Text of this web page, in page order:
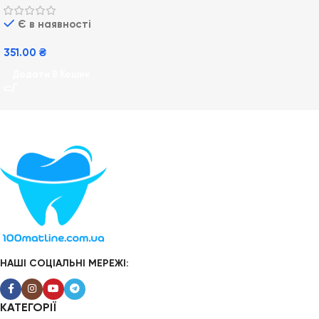
універсальний гель для
прання
Є в наявності
351.00 ₴
НАШІ СОЦІАЛЬНІ МЕРЕЖІ:
КАТЕГОРІЇ